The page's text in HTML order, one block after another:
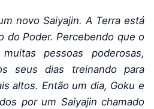
novo Saiyajin. A Terra está
do Poder. Percebendo que o
pessoas poderosas,
seus dias treinando para
altos. Então um dia, Goku e
por um Saiyajin chamado